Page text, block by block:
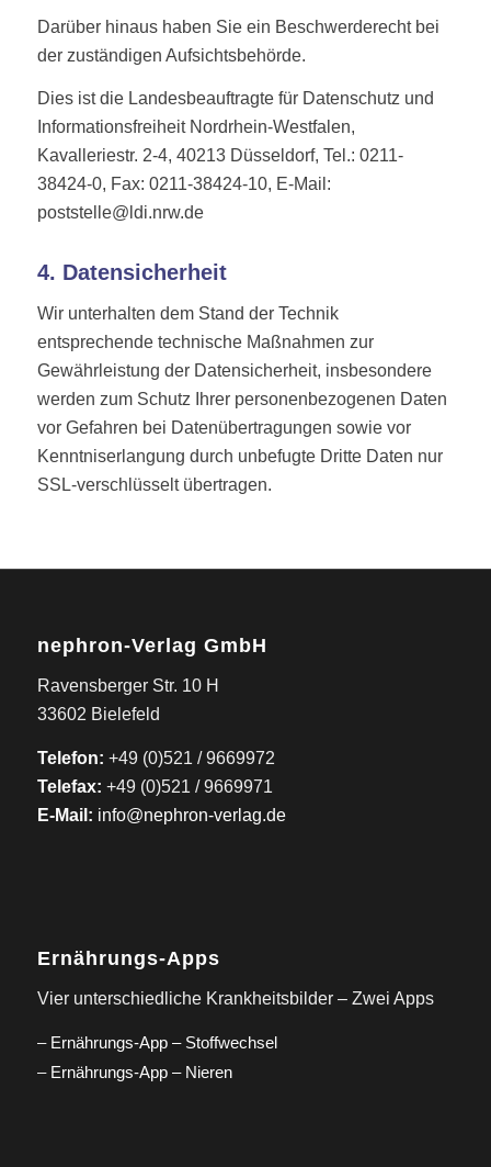
Darüber hinaus haben Sie ein Beschwerderecht bei
der zuständigen Aufsichtsbehörde.
Dies ist die Landesbeauftragte für Datenschutz und
Informationsfreiheit Nordrhein-Westfalen,
Kavalleriestr. 2-4, 40213 Düsseldorf, Tel.: 0211-
38424-0, Fax: 0211-38424-10, E-Mail:
poststelle@ldi.nrw.de
4. Datensicherheit
Wir unterhalten dem Stand der Technik
entsprechende technische Maßnahmen zur
Gewährleistung der Datensicherheit, insbesondere
werden zum Schutz Ihrer personenbezogenen Daten
vor Gefahren bei Datenübertragungen sowie vor
Kenntniserlangung durch unbefugte Dritte Daten nur
SSL-verschlüsselt übertragen.
nephron-Verlag GmbH
Ravensberger Str. 10 H
33602 Bielefeld
Telefon: +49 (0)521 / 9669972
Telefax: +49 (0)521 / 9669971
E-Mail: info@nephron-verlag.de
Ernährungs-Apps
Vier unterschiedliche Krankheitsbilder – Zwei Apps
– Ernährungs-App – Stoffwechsel
– Ernährungs-App – Nieren